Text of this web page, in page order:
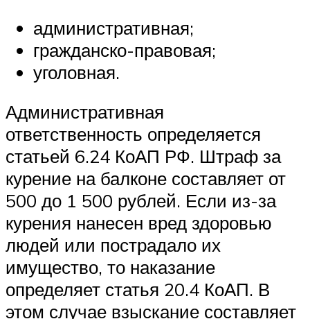
административная;
гражданско-правовая;
уголовная.
Административная
ответственность определяется
статьей 6.24 КоАП РФ. Штраф за
курение на балконе составляет от
500 до 1 500 рублей. Если из-за
курения нанесен вред здоровью
людей или пострадало их
имущество, то наказание
определяет статья 20.4 КоАП. В
этом случае взыскание составляет